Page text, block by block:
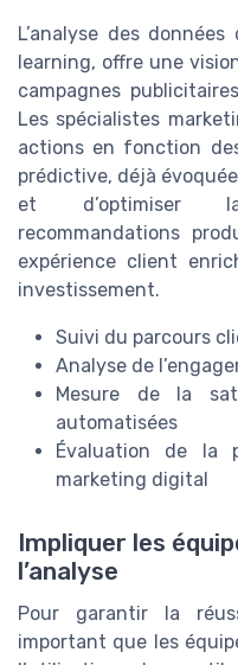
L’analyse des
learning, offre une
campagnes
Les spécialistes
actions en fonction
prédictive, déjà
et d’optimiser
recommandations
expérience client
investissement.
Suivi du parcours
Analyse de
Mesure de la
automatisées
Évaluation de la
marketing digital
Impliquer les
l’analyse
Pour garantir la
important que les